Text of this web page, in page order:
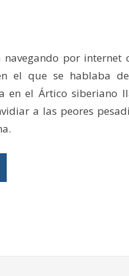
navegando por
el que se hablaba
en el Ártico siberiano
a las peores